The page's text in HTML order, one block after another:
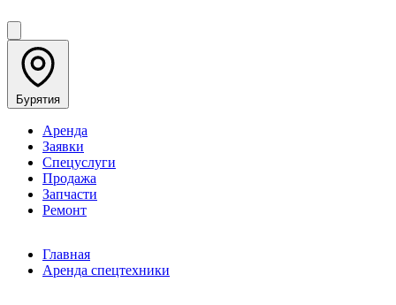
Бурятия
Аренда
Заявки
Спецуслуги
Продажа
Запчасти
Ремонт
Главная
Аренда спецтехники